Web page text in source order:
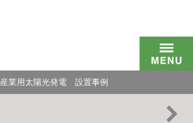
産業用太陽光発電 設置事例